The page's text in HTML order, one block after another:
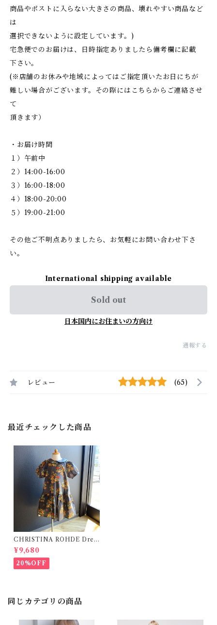
商品やポストに入らない大きさの商品、壊れやすい商品など
は
選択できないように設定しています。)
宅急便でのお届けは、日時指定ありましたら備考欄に記載
下さい。
(※店舗のお休みや地域によってはご指定頂いたお日にちが
難しい場合がございます。その際にはこちらからご連絡させ
て
頂きます）
・お届け時間
１）午前中
２）14:00-16:00
３）16:00-18:00
４）18:00-20:00
５）19:00-21:00
その他ご不明点ありましたら、お気軽にお問い合わせ下さ
い。
International shipping available
Sold out
日本国内にお住まいの方向け
通報する
レビュー (65)
最近チェックした商品
CHRISTINA ROHDE Dres
s / Gray ( 6y-10y)
¥9,680
20%OFF
同じカテゴリの商品